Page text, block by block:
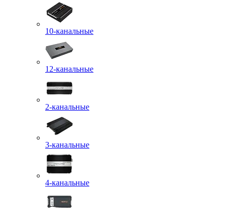
10-канальные
12-канальные
2-канальные
3-канальные
4-канальные